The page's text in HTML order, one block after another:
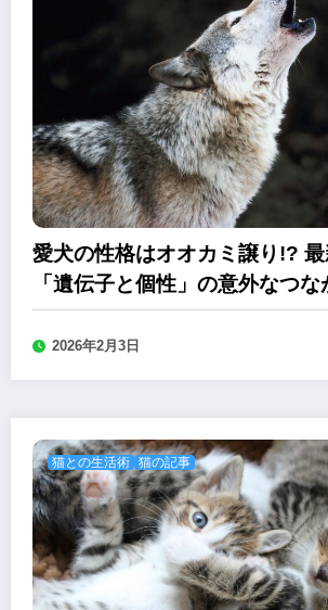
愛犬の性格はオオカミ譲り!?
「遺伝子と個性」の意外なつな
2026年2月3日
猫との生活術 猫の記事